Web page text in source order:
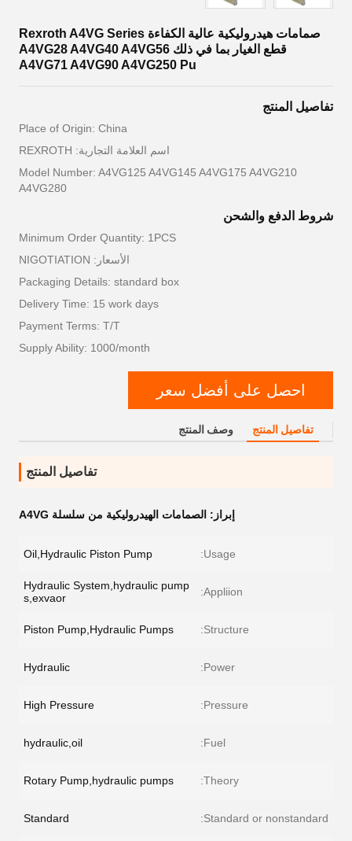
صمامات هيدروليكية عالية الكفاءة Rexroth A4VG Series
قطع الغيار بما في ذلك A4VG28 A4VG40 A4VG56
A4VG71 A4VG90 A4VG250 Pu
تفاصيل المنتج
Place of Origin: China
اسم العلامة التجارية: REXROTH
Model Number: A4VG125 A4VG145 A4VG175 A4VG210
A4VG280
شروط الدفع والشحن
Minimum Order Quantity: 1PCS
الأسعار: NIGOTIATION
Packaging Details: standard box
Delivery Time: 15 work days
Payment Terms: T/T
Supply Ability: 1000/month
احصل على أفضل سعر
تفاصيل المنتج وصف المنتج
تفاصيل المنتج
إبراز: الصمامات الهيدروليكية من سلسلة A4VG
Usage:
Oil,Hydraulic Piston Pump
Appliion:
Hydraulic System,hydraulic pump
s,exvaor
Structure:
Piston Pump,Hydraulic Pumps
Power:
Hydraulic
Pressure:
High Pressure
Fuel:
hydraulic,oil
Theory:
Rotary Pump,hydraulic pumps
Standard or nonstandard:
Standard